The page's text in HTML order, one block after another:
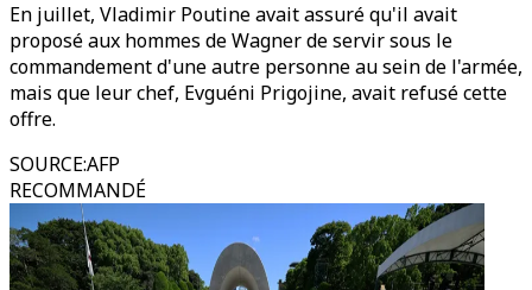
En juillet, Vladimir Poutine avait assuré qu'il avait
proposé aux hommes de Wagner de servir sous le
commandement d'une autre personne au sein de l'armée,
mais que leur chef, Evguéni Prigojine, avait refusé cette
offre.
SOURCE:AFP
RECOMMANDÉ